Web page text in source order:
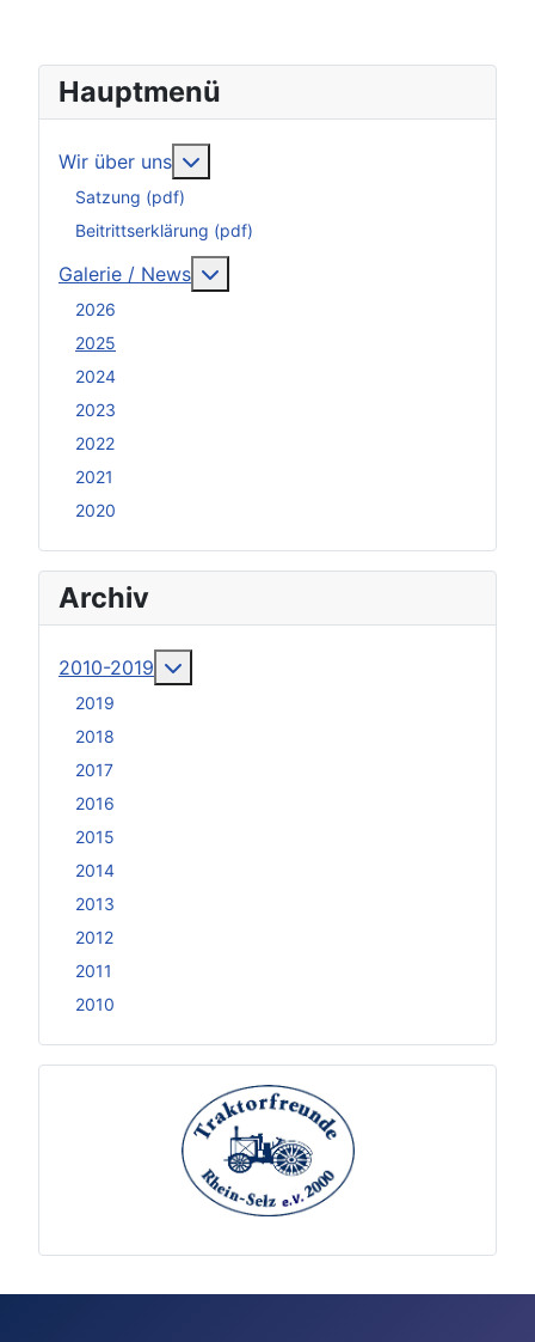
Hauptmenü
Wir über uns
Satzung (pdf)
Beitrittserklärung (pdf)
Galerie / News
2026
2025
2024
2023
2022
2021
2020
Archiv
2010-2019
2019
2018
2017
2016
2015
2014
2013
2012
2011
2010